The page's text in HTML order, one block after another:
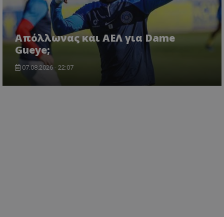
Απόλλωνας και ΑΕΛ για Dame
Gueye;
07.08.2026 - 22:07